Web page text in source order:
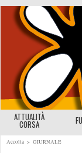
ATTUALITÀ
CORSA
Accolta > GIURNALE